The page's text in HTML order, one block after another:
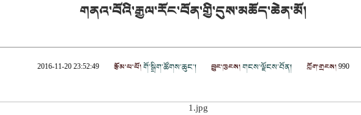
གནའ་བོའི་རྒྱལ་རོང་བོན་གྱི་དུས་མཆོད་ཆེན་མོ།
2016-11-20 23:52:49 རྩོམ་པ་པོ།གོ་སྒྲིག་ཚོགས་ཆུང་། བྱུང་ཁུངས།གངས་ལྗོངས་བོན། ཀློག་གྲངས། 990